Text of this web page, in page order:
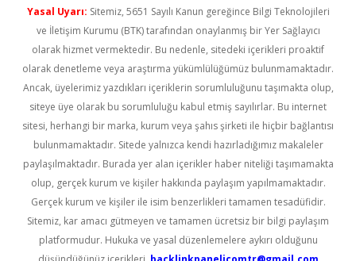
Yasal Uyarı: Sitemiz, 5651 Sayılı Kanun gereğince Bilgi Teknolojileri
ve İletişim Kurumu (BTK) tarafından onaylanmış bir Yer Sağlayıcı
olarak hizmet vermektedir. Bu nedenle, sitedeki içerikleri proaktif
olarak denetleme veya araştırma yükümlülüğümüz bulunmamaktadır.
Ancak, üyelerimiz yazdıkları içeriklerin sorumluluğunu taşımakta olup,
siteye üye olarak bu sorumluluğu kabul etmiş sayılırlar. Bu internet
sitesi, herhangi bir marka, kurum veya şahıs şirketi ile hiçbir bağlantısı
bulunmamaktadır. Sitede yalnızca kendi hazırladığımız makaleler
paylaşılmaktadır. Burada yer alan içerikler haber niteliği taşımamakta
olup, gerçek kurum ve kişiler hakkında paylaşım yapılmamaktadır.
Gerçek kurum ve kişiler ile isim benzerlikleri tamamen tesadüfidir.
Sitemiz, kar amacı gütmeyen ve tamamen ücretsiz bir bilgi paylaşım
platformudur. Hukuka ve yasal düzenlemelere aykırı olduğunu